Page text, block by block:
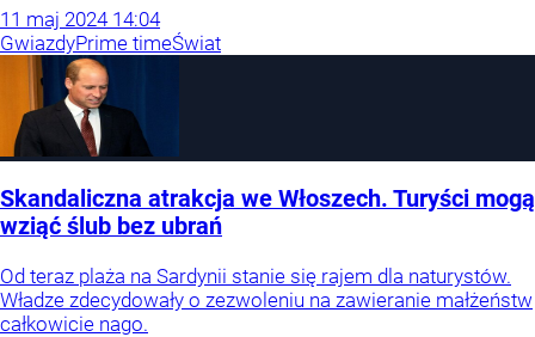
11 maj 2024 14:04
GwiazdyPrime timeŚwiat
Skandaliczna atrakcja we Włoszech. Turyści mogą
wziąć ślub bez ubrań
Od teraz plaża na Sardynii stanie się rajem dla naturystów.
Władze zdecydowały o zezwoleniu na zawieranie małżeństw
całkowicie nago.